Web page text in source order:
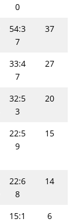
0
54:3
7
37
33:4
7
27
32:5
3
20
22:5
9
15
22:6
8
14
15:1
6